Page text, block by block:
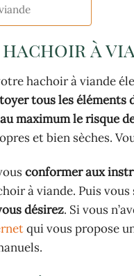
à
hachoir à viande
tous les éléments
maximum le risque
et bien sèches.
conformer aux
à viande. Puis
désirez. Si vous
qui vous propose